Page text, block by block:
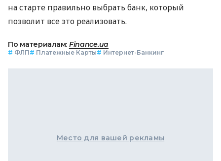
на старте правильно выбрать банк, который
позволит все это реализовать.
По материалам: Finance.ua
# ФЛП# Платежные Карты# Интернет-Банкинг
Место для вашей рекламы